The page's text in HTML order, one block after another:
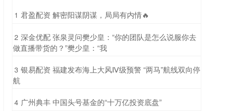
1 ​君盈配资 解密阳谋阴谋，局局有内情🔥
2 ​深金优配 张泉灵问樊少皇：“你的团队是怎么说服你去
做直播带货的？”樊少皇：“我
3 ​银易配资 福建发布海上大风Ⅳ级预警 “两马”航线双向停
航
4 ​广州典丰 中国头号基金的“十万亿投资底盘”